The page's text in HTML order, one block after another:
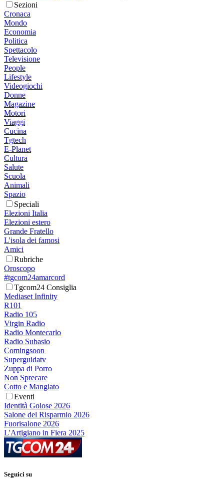
Sezioni
Cronaca
Mondo
Economia
Politica
Spettacolo
Televisione
People
Lifestyle
Videogiochi
Donne
Magazine
Motori
Viaggi
Cucina
Tgtech
E-Planet
Cultura
Salute
Scuola
Animali
Spazio
Speciali
Elezioni Italia
Elezioni estero
Grande Fratello
L'isola dei famosi
Amici
Rubriche
Oroscopo
#tgcom24amarcord
Tgcom24 Consiglia
Mediaset Infinity
R101
Radio 105
Virgin Radio
Radio Montecarlo
Radio Subasio
Comingsoon
Superguidatv
Zuppa di Porro
Non Sprecare
Cotto e Mangiato
Eventi
Identità Golose 2026
Salone del Risparmio 2026
Fuorisalone 2026
L'Artigiano in Fiera 2025
Seguici su